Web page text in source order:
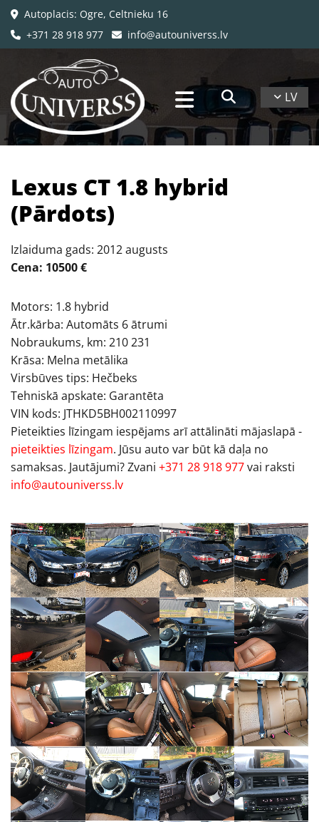
 Autoplacis: Ogre, Celtnieku 16
 +371 28 918 977  info@autouniverss.lv
LV
Lexus CT 1.8 hybrid
(Pārdots)
Izlaiduma gads: 2012 augusts
Cena: 10500 €
Motors: 1.8 hybrid
Ātr.kārba: Automāts 6 ātrumi
Nobraukums, km: 210 231
Krāsa: Melna metālika
Virsbūves tips: Hečbeks
Tehniskā apskate: Garantēta
VIN kods: JTHKD5BH002110997
Pieteikties līzingam iespējams arī attālināti mājaslapā -
pieteikties līzingam. Jūsu auto var būt kā daļa no
samaksas. Jautājumi? Zvani +371 28 918 977vai raksti
info@autouniverss.lv